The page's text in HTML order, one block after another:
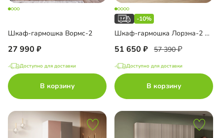
Шкаф-гармошка Вормс-2
27 990
Доступно для доставки
В корзину
-10%
Шкаф-гармошка Лорэна-2 Премиум Тип 2
51 650 57 390
Доступно для доставки
В корзину